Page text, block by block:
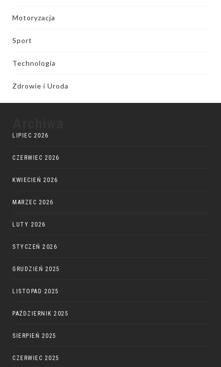
Motoryzacja
Sport
Technologia
Zdrowie i Uroda
LIPIEC 2026
CZERWIEC 2026
KWIECIEŃ 2026
MARZEC 2026
LUTY 2026
STYCZEŃ 2026
GRUDZIEŃ 2025
LISTOPAD 2025
PAŹDZIERNIK 2025
SIERPIEŃ 2025
CZERWIEC 2025